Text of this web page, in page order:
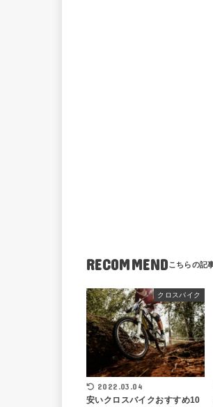
RECOMMEND
クロスバイク
2022.03.04
安いクロスバイクおすすめ10